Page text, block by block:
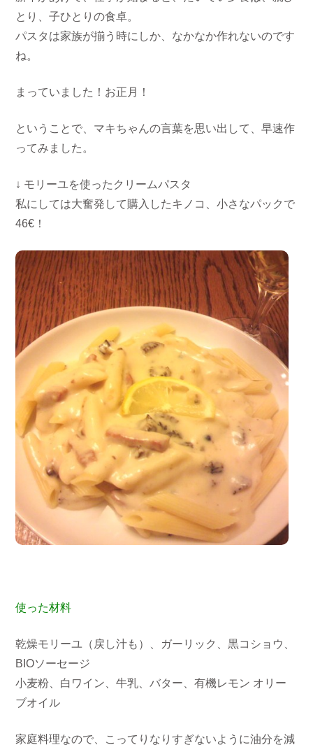
とり、子ひとりの食卓。
パスタは家族が揃う時にしか、なかなか作れないのです
ね。
まっていました！お正月！
ということで、マキちゃんの言葉を思い出して、早速作
ってみました。
↓ モリーユを使ったクリームパスタ
私にしては大奮発して購入したキノコ、小さなパックで
46€！
使った材料
乾燥モリーユ（戻し汁も）、ガーリック、黒コショウ、
BIOソーセージ
小麦粉、白ワイン、牛乳、バター、有機レモン オリー
ブオイル
家庭料理なので、こってりなりすぎないように油分を減